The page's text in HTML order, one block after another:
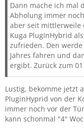
Dann mache ich mal
Abholung immer
aber seit mittlerweile
Kuga PlugInHybrid
zufrieden. Den
Jahres fahren und
ergibt. Zurück zum
Lustig, bekomme jetzt
PluginHyprid von der
immer noch vor der
kann schonmal "4"